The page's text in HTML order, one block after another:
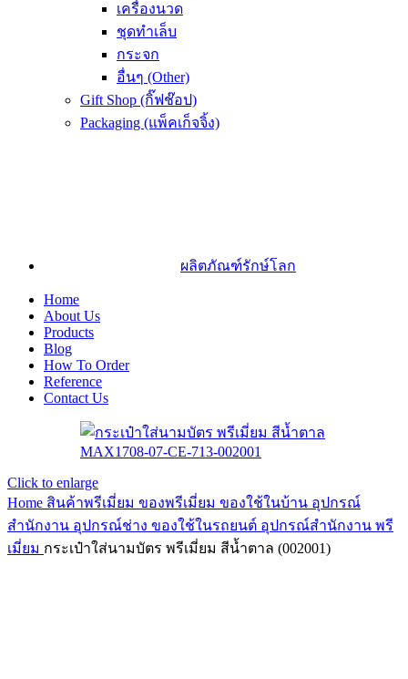
เครื่องนวด
ชุดทำเล็บ
กระจก
อื่นๆ (Other)
Gift Shop (กิ๊ฟช๊อป)
Packaging (แพ็คเก็จจิ้ง)
ผลิตภัณฑ์รักษ์โลก
Home
About Us
Products
Blog
How To Order
Reference
Contact Us
Click to enlarge
Home สินค้าพรีเมี่ยม ของพรีเมี่ยม ของใช้ในบ้าน อุปกรณ์
สำนักงาน อุปกรณ์ช่าง ของใช้ในรถยนต์ อุปกรณ์สำนักงาน พรี
เมี่ยม กระเป๋าใส่นามบัตร พรีเมี่ยม สีน้ำตาล (002001)